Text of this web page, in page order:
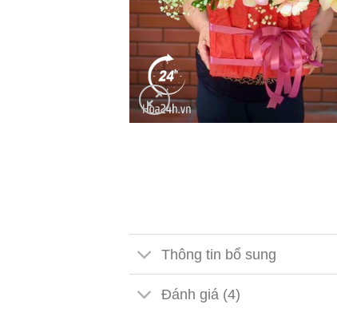
Thông tin bổ sung
Đánh giá (4)